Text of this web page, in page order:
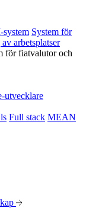
System för
arbetsplatser
för fiatvalutor och
utvecklare
Full stack MEAN